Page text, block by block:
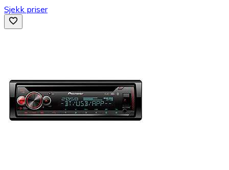
Sjekk priser